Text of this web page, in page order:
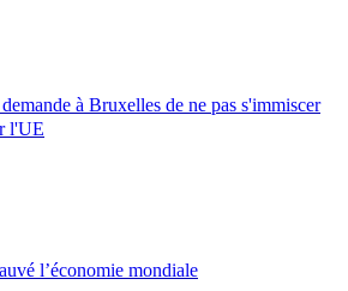
à Bruxelles de ne pas s'immiscer
l'UE
l’économie mondiale